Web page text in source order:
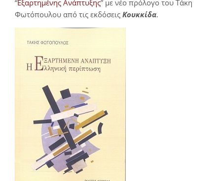
“Εξαρτημένης Ανάπτυξης” με νέο πρόλογο του Τάκη
Φωτόπουλου από τις εκδόσεις Κουκκίδα.